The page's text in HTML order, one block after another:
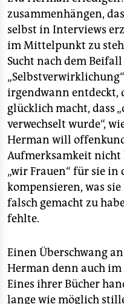
zusammenhängen,
selbst in Interviews
im Mittelpunkt zu
Sucht nach dem
irgendwann entdeckt,
glücklich macht, dass
verwechselt wurde“,
Herman will
Aufmerksamkeit nicht
„wir Frauen“ für sie in
kompensieren, was
falsch gemacht zu
fehlte.
Einen Überschwang
Herman denn auch
Eines ihrer Bücher
lange wie möglich